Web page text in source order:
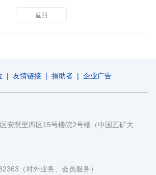
返回
| 友情链接 | 捐助者 | 企业广告
安慧里四区15号楼院2号楼（中国五矿大
（对外业务、会员服务）